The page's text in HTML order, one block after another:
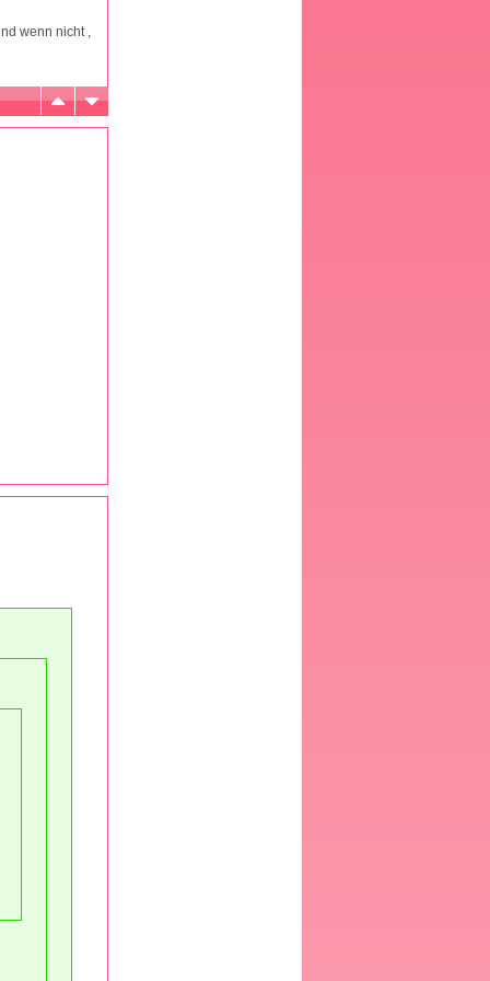
wenn nicht ,